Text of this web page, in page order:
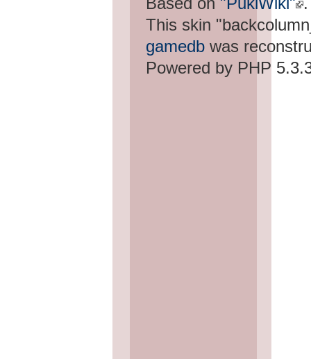
This skin
gamedb was
Powered by PHP